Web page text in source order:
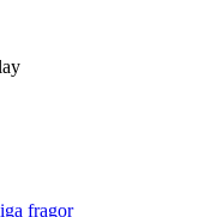
fragor